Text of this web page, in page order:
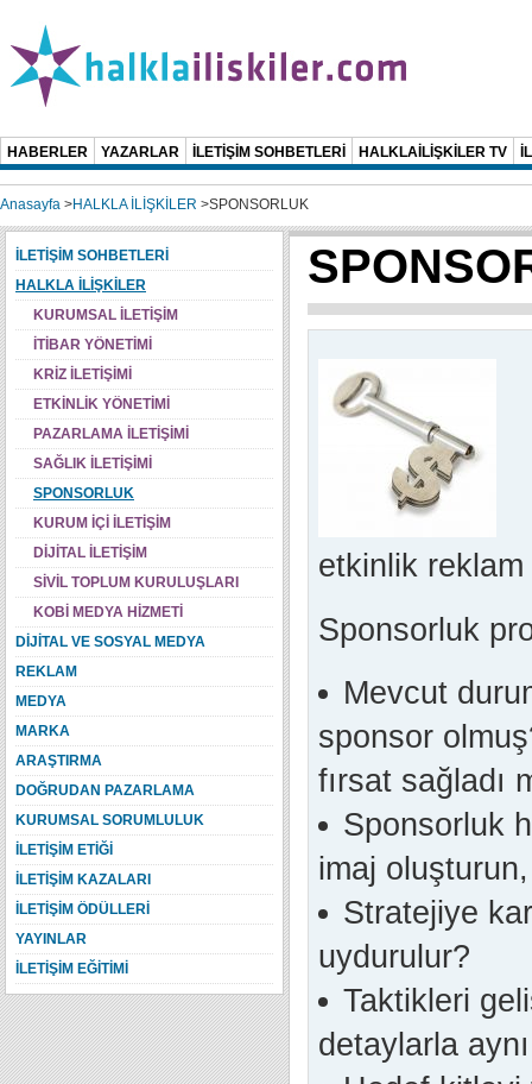
HABERLER YAZARLAR İLETİŞİM SOHBETLERİ HALKLAİLİŞKİLER TV
Anasayfa >HALKLA İLİŞKİLER >SPONSORLUK
etkinlik reklam
Sponsorluk
Mevcut
sponsor
fırsat sağladı
Sponsorluk
imaj
Stratejiye
uydurulur?
Taktikleri
detaylarla
İLETİŞİM SOHBETLERİ
HALKLA İLİŞKİLER
KURUMSAL İLETİŞİM
İTİBAR YÖNETİMİ
KRİZ İLETİŞİMİ
ETKİNLİK YÖNETİMİ
PAZARLAMA İLETİŞİMİ
SAĞLIK İLETİŞİMİ
SPONSORLUK
KURUM İÇİ İLETİŞİM
DİJİTAL İLETİŞİM
SİVİL TOPLUM KURULUŞLARI
KOBİ MEDYA HİZMETİ
DİJİTAL VE SOSYAL MEDYA
REKLAM
MEDYA
MARKA
ARAŞTIRMA
DOĞRUDAN PAZARLAMA
KURUMSAL SORUMLULUK
İLETİŞİM ETİĞİ
İLETİŞİM KAZALARI
İLETİŞİM ÖDÜLLERİ
YAYINLAR
İLETİŞİM EĞİTİMİ